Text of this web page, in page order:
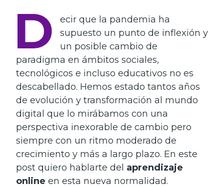
D
ecir que la pandemia ha
supuesto un punto de inflexión y
un posible cambio de
paradigma en ámbitos sociales,
tecnológicos e incluso educativos no es
descabellado. Hemos estado tantos años
de evolución y transformación al mundo
digital que lo mirábamos con una
perspectiva inexorable de cambio pero
siempre con un ritmo moderado de
crecimiento y más a largo plazo. En este
post quiero hablarte del aprendizaje
online en esta nueva normalidad.